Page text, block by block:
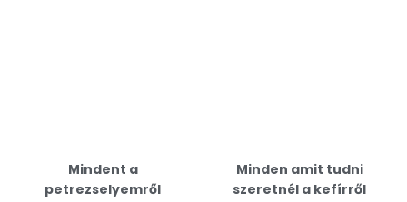
Mindent a
petrezselyemről
Minden amit tudni
szeretnél a kefírről